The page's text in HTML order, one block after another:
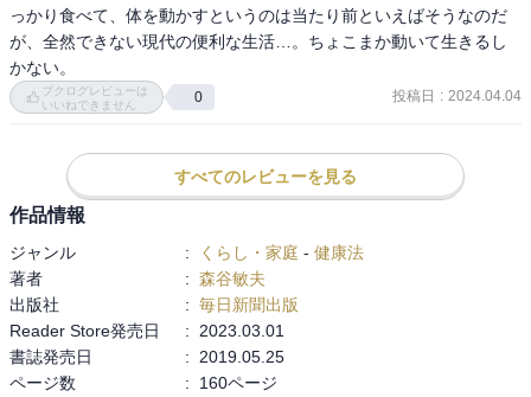
っかり食べて、体を動かすというのは当たり前といえばそうなのだ
が、全然できない現代の便利な生活…。ちょこまか動いて生きるし
かない。
ブクログレビューは
いいねできません
0 投稿日 : 2024.04.04
すべてのレビューを見る
作品情報
ジャンル : くらし・家庭 - 健康法
著者
: 森谷敏夫
出版社
: 毎日新聞出版
Reader Store発売日
:
2023.03.01
書誌発売日
:
2019.05.25
ページ数
:
160ページ